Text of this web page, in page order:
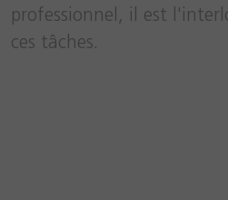
professionnel, il est
ces tâches.